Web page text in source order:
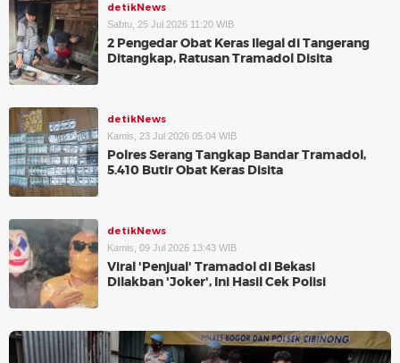
detikNews
Sabtu, 25 Jul 2026 11:20 WIB
2 Pengedar Obat Keras Ilegal di Tangerang
Ditangkap, Ratusan Tramadol Disita
detikNews
Kamis, 23 Jul 2026 05:04 WIB
Polres Serang Tangkap Bandar Tramadol,
5.410 Butir Obat Keras Disita
detikNews
Kamis, 09 Jul 2026 13:43 WIB
Viral 'Penjual' Tramadol di Bekasi
Dilakban 'Joker', Ini Hasil Cek Polisi